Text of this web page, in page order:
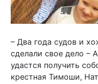
– Два года судов и
сделали свое дело –
удастся получить
крестная Тимоши,